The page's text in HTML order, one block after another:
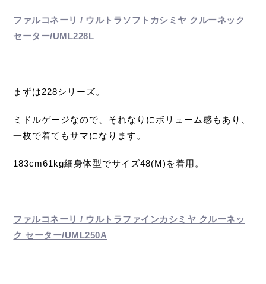
ファルコネーリ / ウルトラソフトカシミヤ クルーネック
セーター/UML228L
まずは228シリーズ。
ミドルゲージなので、それなりにボリューム感もあり、
一枚で着てもサマになります。
183cm61kg細身体型でサイズ48(M)を着用。
ファルコネーリ / ウルトラファインカシミヤ クルーネッ
ク セーター/UML250A